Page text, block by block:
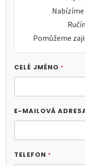
Pomůžeme
CELÉ JMÉNO *
E-MAILOVÁ
TELEFON *